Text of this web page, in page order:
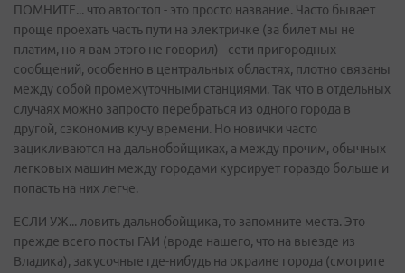
ПОМНИТЕ... что автостоп - это просто название. Часто бывает
проще проехать часть пути на электричке (за билет мы не
платим, но я вам этого не говорил) - сети пригородных
сообщений, особенно в центральных областях, плотно связаны
между собой промежуточными станциями. Так что в отдельных
случаях можно запросто перебраться из одного города в
другой, сэкономив кучу времени. Но новички часто
зацикливаются на дальнобойщиках, а между прочим, обычных
легковых машин между городами курсирует гораздо больше и
попасть на них легче.
ЕСЛИ УЖ... ловить дальнобойщика, то запомните места. Это
прежде всего посты ГАИ (вроде нашего, что на выезде из
Владика), закусочные где-нибудь на окраине города (смотрите